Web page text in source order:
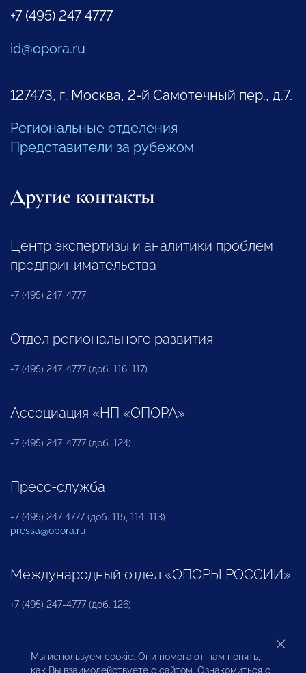
+7 (495) 247 4777
id@opora.ru
127473, г. Москва, 2-й Самотечный пер., д.7.
Региональные отделения
Представители за рубежом
Другие контакты
Центр экспертизы и аналитики проблем
предпринимательства
+7 (495) 247-4777
Отдел регионального развития
+7 (495) 247-4777 (доб. 116, 117)
Ассоциация «НП «ОПОРА»
+7 (495) 247-4777 (доб. 124)
Пресс-служба
+7 (495) 247 4777 (доб. 115, 114, 113)
pressa@opora.ru
Международный отдел «ОПОРЫ РОССИИ»
+7 (495) 247-4777 (доб. 126)
Бюро по защите прав предпринимателей и
инвесторов
Мы используем cookie. Они помогают нам понять,
как Вы взаимодействуете с сайтом. Ознакомиться с